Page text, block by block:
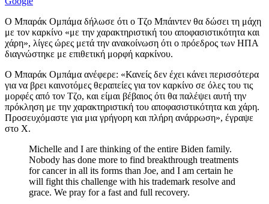
Ο Μπαράκ Ομπάμα δήλωσε ότι ο Τζο Μπάιντεν θα δώσει τη μάχη
με τον καρκίνο «με την χαρακτηριστική του αποφασιστικότητα και
χάρη», λίγες ώρες μετά την ανακοίνωση ότι ο πρόεδρος των ΗΠΑ
διαγνώστηκε με επιθετική μορφή καρκίνου.
Ο Μπαράκ Ομπάμα ανέφερε: «Κανείς δεν έχει κάνει περισσότερα
για να βρει καινοτόμες θεραπείες για τον καρκίνο σε όλες του τις
μορφές από τον Τζο, και είμαι βέβαιος ότι θα παλέψει αυτή την
πρόκληση με την χαρακτηριστική του αποφασιστικότητα και χάρη.
Προσευχόμαστε για μια γρήγορη και πλήρη ανάρρωση», έγραψε
στο X.
Michelle and I are thinking of the entire Biden family.
Nobody has done more to find breakthrough treatments
for cancer in all its forms than Joe, and I am certain he
will fight this challenge with his trademark resolve and
grace. We pray for a fast and full recovery.